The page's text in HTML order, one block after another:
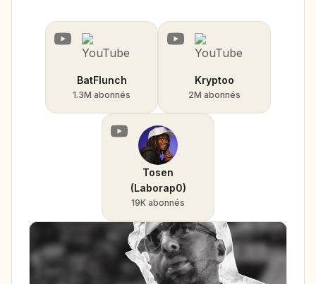
BatFlunch
1.3M abonnés
Kryptoo
2M abonnés
Tosen
(Laborap0)
19K abonnés